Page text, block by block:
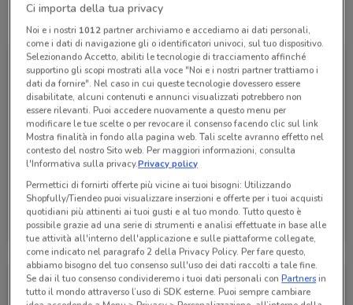
Fervi
Scade il 31/12 1.6 km
Ci importa della tua privacy
Noi e i nostri 1012partner archiviamo e accediamo ai dati personali,
come i dati di navigazione gli o identificatori univoci, sul tuo dispositivo.
Selezionando Accetto, abiliti le tecnologie di tracciamento affinché
supportino gli scopi mostrati alla voce "Noi e i nostri partner trattiamo i
dati da fornire". Nel caso in cui queste tecnologie dovessero essere
disabilitate, alcuni contenuti e annunci visualizzati potrebbero non
essere rilevanti. Puoi accedere nuovamente a questo menu per
modificare le tue scelte o per revocare il consenso facendo clic sul link
Mostra finalità in fondo alla pagina web. Tali scelte avranno effetto nel
contesto del nostro Sito web. Per maggiori informazioni, consulta
l'Informativa sulla privacy.Privacy policy
Permettici di fornirti offerte più vicine ai tuoi bisogni: Utilizzando
Shopfully/Tiendeo puoi visualizzare inserzioni e offerte per i tuoi acquisti
quotidiani più attinenti ai tuoi gusti e al tuo mondo. Tutto questo è
possibile grazie ad una serie di strumenti e analisi effettuate in base alle
tue attività all'interno dell'applicazione e sulle piattaforme collegate,
come indicato nel paragrafo 2 della Privacy Policy. Per fare questo,
abbiamo bisogno del tuo consenso sull'uso dei dati raccolti a tale fine.
Se dai il tuo consenso condivideremo i tuoi dati personali conPartnersin
tutto il mondo attraverso l’uso di SDK esterne. Puoi sempre cambiare